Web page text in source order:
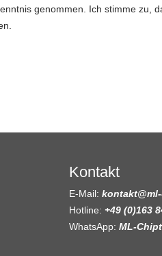
genommen. Ich stimme zu,
Kontakt
E-Mail:
Hotline: +49 (0)163
WhatsApp: ML-